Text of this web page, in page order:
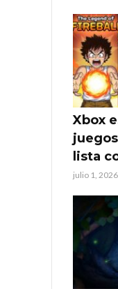
Xbox
lista
julio 1, 2026